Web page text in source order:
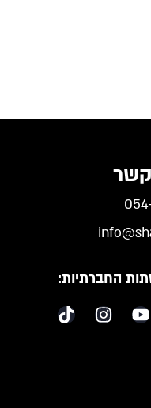
קשר
החברתיות: